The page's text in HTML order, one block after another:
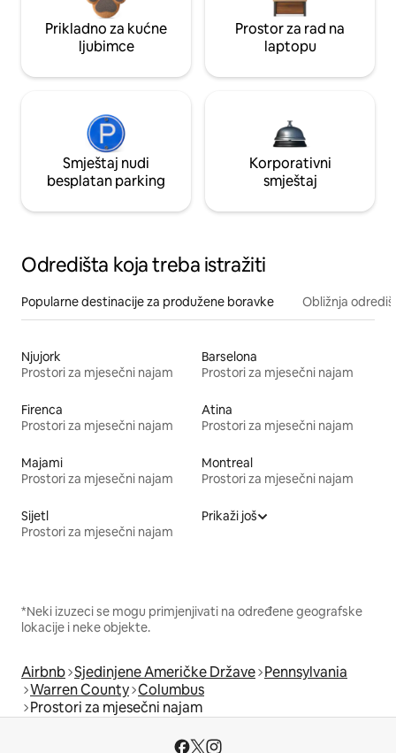
Prikladno za kućne
ljubimce
Prostor za rad na
laptopu
Smještaj nudi
besplatan parking
Korporativni
smještaj
Odredišta koja treba istražiti
Popularne destinacije za produžene boravke Obližnja
Njujork
Prostori za mjesečni najam
Barselona
Prostori za mjesečni najam
Firenca
Prostori za mjesečni najam
Atina
Prostori za mjesečni najam
Majami
Prostori za mjesečni najam
Montreal
Prostori za mjesečni najam
Sijetl
Prostori za mjesečni najam
Prikaži još
*Neki izuzeci se mogu primjenjivati na određene geografske
lokacije i neke objekte.
Airbnb Sjedinjene Američke Države Pennsylvania
Warren County Columbus
Prostori za mjesečni najam